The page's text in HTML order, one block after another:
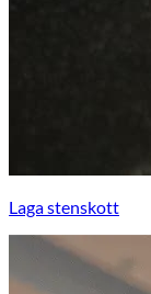
Laga stenskott